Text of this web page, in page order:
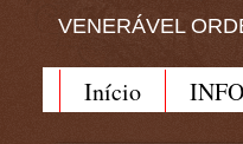
VENERÁVEL
Início